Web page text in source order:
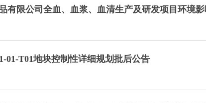
有限公司全血、血浆、血清生产及研发项目环境影
01-T01地块控制性详细规划批后公告